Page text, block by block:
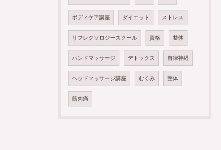
ボディケア講座 ダイエット ストレス
リフレクソロジースクール 資格 整体
ハンドマッサージ デトックス 自律神経
ヘッドマッサージ講座 むくみ 整体
筋肉痛